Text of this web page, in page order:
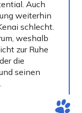
Auch
weiterhin
schlecht.
weshalb
zur Ruhe
die
seinen